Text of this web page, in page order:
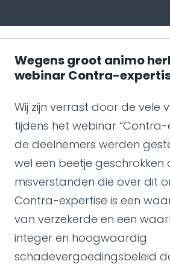
Wegens groot animo
webinar Contra-
Wij zijn verrast door de vele
tijdens het webinar
de deelnemers werden
wel een beetje geschrokken
misverstanden die over dit
Contra-expertise is een
van verzekerde en een
integer en hoogwaardig
schadevergoedingsbeleid